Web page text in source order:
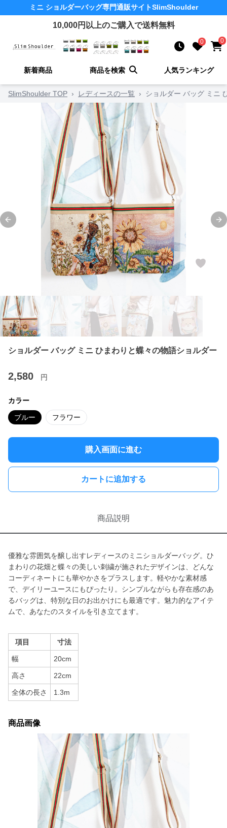
ミニ ショルダーバッグ専門通販サイトSlimShoulder
10,000円以上のご購入で送料無料
0 0
新着商品 商品を検索 人気ランキング
SlimShoulder TOP › レディースの一覧 › ショルダー バッグ ミニ
Previous slide
ショルダー バッグ ミニ ひまわりと蝶々の物語ショルダー
2,580 円
カラー
ブルー フラワー
購入画面に進む
カートに追加する
商品説明
優雅な雰囲気を醸し出すレディースのミニショルダーバッグ。ひ
まわりの花畑と蝶々の美しい刺繍が施されたデザインは、どんな
コーディネートにも華やかさをプラスします。軽やかな素材感
で、デイリーユースにもぴったり。シンプルながらも存在感のあ
るバッグは、特別な日のお出かけにも最適です。魅力的なアイテ
ムで、あなたのスタイルを引き立てます。
項目 寸法
幅 20cm
高さ 22cm
全体の長さ 1.3m
商品画像